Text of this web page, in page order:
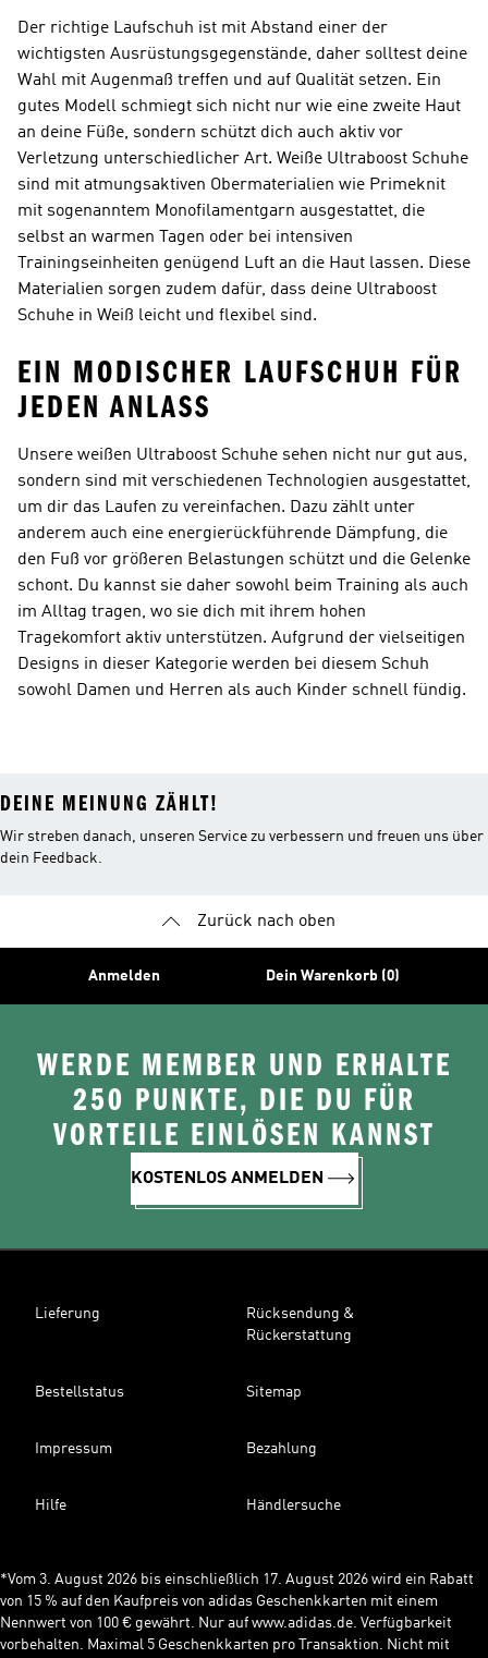
Der richtige Laufschuh ist mit Abstand einer der
wichtigsten Ausrüstungsgegenstände, daher solltest deine
Wahl mit Augenmaß treffen und auf Qualität setzen. Ein
gutes Modell schmiegt sich nicht nur wie eine zweite Haut
an deine Füße, sondern schützt dich auch aktiv vor
Verletzung unterschiedlicher Art. Weiße Ultraboost Schuhe
sind mit atmungsaktiven Obermaterialien wie Primeknit
mit sogenanntem Monofilamentgarn ausgestattet, die
selbst an warmen Tagen oder bei intensiven
Trainingseinheiten genügend Luft an die Haut lassen. Diese
Materialien sorgen zudem dafür, dass deine Ultraboost
Schuhe in Weiß leicht und flexibel sind.
EIN MODISCHER LAUFSCHUH FÜR
JEDEN ANLASS
Unsere weißen Ultraboost Schuhe sehen nicht nur gut aus,
sondern sind mit verschiedenen Technologien ausgestattet,
um dir das Laufen zu vereinfachen. Dazu zählt unter
anderem auch eine energierückführende Dämpfung, die
den Fuß vor größeren Belastungen schützt und die Gelenke
schont. Du kannst sie daher sowohl beim Training als auch
im Alltag tragen, wo sie dich mit ihrem hohen
Tragekomfort aktiv unterstützen. Aufgrund der vielseitigen
Designs in dieser Kategorie werden bei diesem Schuh
sowohl Damen und Herren als auch Kinder schnell fündig.
DEINE MEINUNG ZÄHLT!
Wir streben danach, unseren Service zu verbessern und freuen uns über
dein Feedback.
Zurück nach oben
Anmelden Dein Warenkorb (0)
WERDE MEMBER UND ERHALTE
250 PUNKTE, DIE DU FÜR
VORTEILE EINLÖSEN KANNST
KOSTENLOS ANMELDEN
Lieferung
Rücksendung &
Rückerstattung
Bestellstatus Sitemap
Impressum Bezahlung
Hilfe Händlersuche
*Vom 3. August 2026 bis einschließlich 17. August 2026 wird ein Rabatt
von 15 % auf den Kaufpreis von adidas Geschenkkarten mit einem
Nennwert von 100 € gewährt. Nur auf www.adidas.de. Verfügbarkeit
vorbehalten. Maximal 5 Geschenkkarten pro Transaktion. Nicht mit